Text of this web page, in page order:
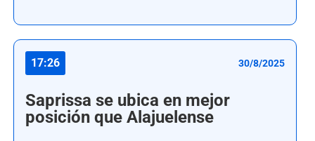
17:26 30/8/2025
Saprissa se ubica en mejor
posición que Alajuelense